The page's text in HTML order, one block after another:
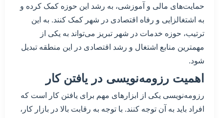
حمایت‌های مالی و آموزشی، به رشد این حوزه کمک کرده و
به اشتغالزایی و رفاه اقتصادی در شهر کمک کنند. به این
ترتیب، حوزه خدمات در شهر تبریز می‌تواند به یکی از
مهمترین منابع اشتغال و رشد اقتصادی در این منطقه تبدیل
شود.
اهمیت رزومه‌نویسی در یافتن کار
رزومه‌نویسی یکی از ابزارهای مهم برای یافتن کار است که
افراد باید به آن توجه کنند. با توجه به رقابت بالا در بازار کار،